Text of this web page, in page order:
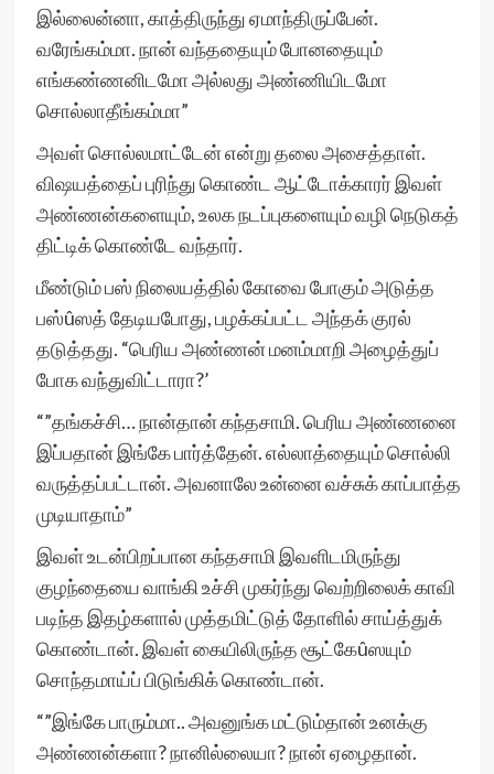
இல்லைன்னா, காத்திருந்து ஏமாந்திருப்பேன்.
வரேங்கம்மா. நான் வந்ததையும் போனதையும்
எங்கண்ணனிடமோ அல்லது அண்ணியிடமோ
சொல்லாதீங்கம்மா”
அவள் சொல்லமாட்டேன் என்று தலை அசைத்தாள்.
விஷயத்தைப் புரிந்து கொண்ட ஆட்டோக்காரர் இவள்
அண்ணன்களையும், உலக நடப்புகளையும் வழி நெடுகத்
திட்டிக் கொண்டே வந்தார்.
மீண்டும் பஸ் நிலையத்தில் கோவை போகும் அடுத்த
பஸ்ûஸத் தேடியபோது, பழக்கப்பட்ட அந்தக் குரல்
தடுத்தது. “பெரிய அண்ணன் மனம்மாறி அழைத்துப்
போக வந்துவிட்டாரா?’
“”தங்கச்சி… நான்தான் கந்தசாமி. பெரிய அண்ணனை
இப்பதான் இங்கே பார்த்தேன். எல்லாத்தையும் சொல்லி
வருத்தப்பட்டான். அவனாலே உன்னை வச்சுக் காப்பாத்த
முடியாதாம்”
இவள் உடன்பிறப்பான கந்தசாமி இவளிடமிருந்து
குழந்தையை வாங்கி உச்சி முகர்ந்து வெற்றிலைக் காவி
படிந்த இதழ்களால் முத்தமிட்டுத் தோளில் சாய்த்துக்
கொண்டான். இவள் கையிலிருந்த சூட்கேûஸயும்
சொந்தமாய்ப் பிடுங்கிக் கொண்டான்.
“”இங்கே பாரும்மா.. அவனுங்க மட்டும்தான் உனக்கு
அண்ணன்களா? நானில்லையா? நான் ஏழைதான்.